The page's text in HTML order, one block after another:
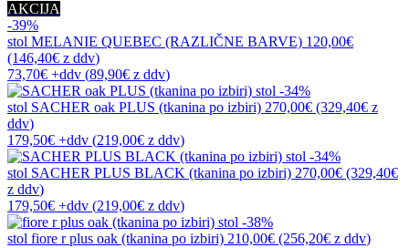
AKCIJA
-39%
stol MELANIE QUEBEC (RAZLIČNE BARVE) 120,00€
(146,40€ z ddv)
73,70€ +ddv (89,90€ z ddv)
-34%
stol SACHER oak PLUS (tkanina po izbiri) 270,00€ (329,40€ z
ddv)
179,50€ +ddv (219,00€ z ddv)
-34%
stol SACHER PLUS BLACK (tkanina po izbiri) 270,00€ (329,40€
z ddv)
179,50€ +ddv (219,00€ z ddv)
-38%
stol fiore r plus oak (tkanina po izbiri) 210,00€ (256,20€ z ddv)